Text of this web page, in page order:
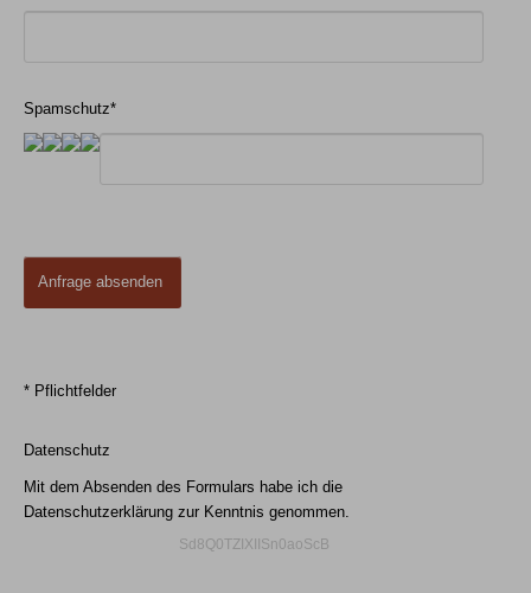
Spamschutz*
* Pflichtfelder
Datenschutz
Mit dem Absenden des Formulars habe ich die
Datenschutzerklärung zur Kenntnis genommen.
Sd8Q0TZIXIISn0aoScB